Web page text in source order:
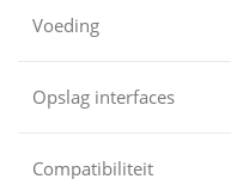
Voeding
Opslag interfaces
Compatibiliteit